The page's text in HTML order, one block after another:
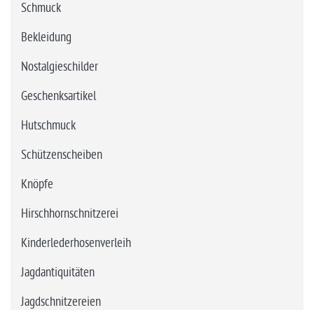
Schmuck
Bekleidung
Nostalgieschilder
Geschenksartikel
Hutschmuck
Schützenscheiben
Knöpfe
Hirschhornschnitzerei
Kinderlederhosenverleih
Jagdantiquitäten
Jagdschnitzereien